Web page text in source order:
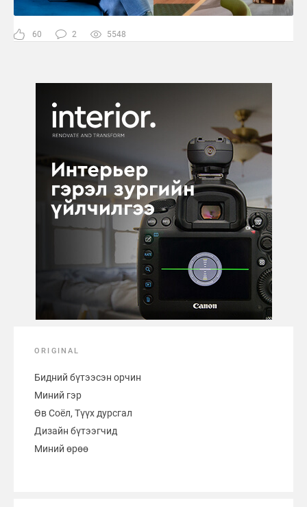
60 2 5548
ORIGINAL
Бидний бүтээсэн орчин
Миний гэр
Өв Соёл, Түүх дурсгал
Дизайн бүтээгчид
Миний өрөө